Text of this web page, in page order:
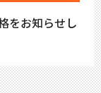
をお知らせし